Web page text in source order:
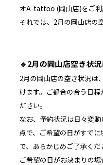
オA-tattoo (岡山店)をご利
それでは、2月の岡山店の
🔹2月の岡山店空き状
2月の岡山店の空き状況は、
けます。ご都合の合う日
ださい。
なお、予約状況は日々変
点で、ご希望の日がすで
で、あらかじめご了承くだ
ご希望の日がお決まりの